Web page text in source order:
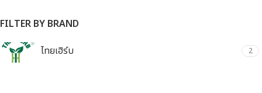
FILTER BY BRAND
ไทยเฮิร์บ
2